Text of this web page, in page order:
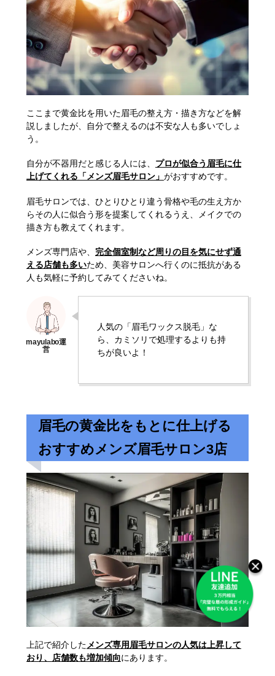
ここまで黄金比を用いた眉毛の整え方・描き方などを解
説しましたが、自分で整えるのは不安な人も多いでしょ
う。
自分が不器用だと感じる人には、 プロが似合う眉毛に仕
上げてくれる「メンズ眉毛サロン」 がおすすめです。
眉毛サロンでは、ひとりひとり違う骨格や毛の生え方か
らその人に似合う形を提案してくれるうえ、メイクでの
描き方も教えてくれます。
メンズ専門店や、 完全個室制など周りの目を気にせず通
える店舗も多いため、美容サロンへ行くのに抵抗がある
人も気軽に予約してみてくださいね。
人気の「眉毛ワックス脱毛」な
ら、カミソリで処理するよりも持
ちが良いよ！
眉毛の黄金比をもとに仕上げる
おすすめメンズ眉毛サロン3店
上記で紹介したメンズ専用眉毛サロンの人気は上昇して
おり、店舗数も増加傾向にあります。